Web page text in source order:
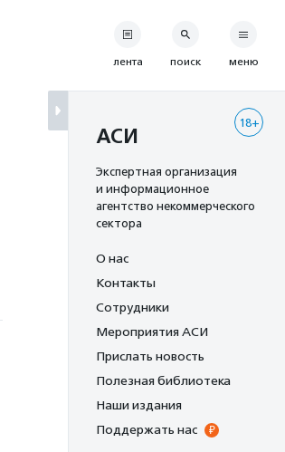
лента поиск меню
18+
АСИ
Экспертная организация
и информационное
агентство некоммерческого
сектора
О нас
Контакты
Сотрудники
Мероприятия АСИ
Прислать новость
Полезная библиотека
Наши издания
Поддержать нас